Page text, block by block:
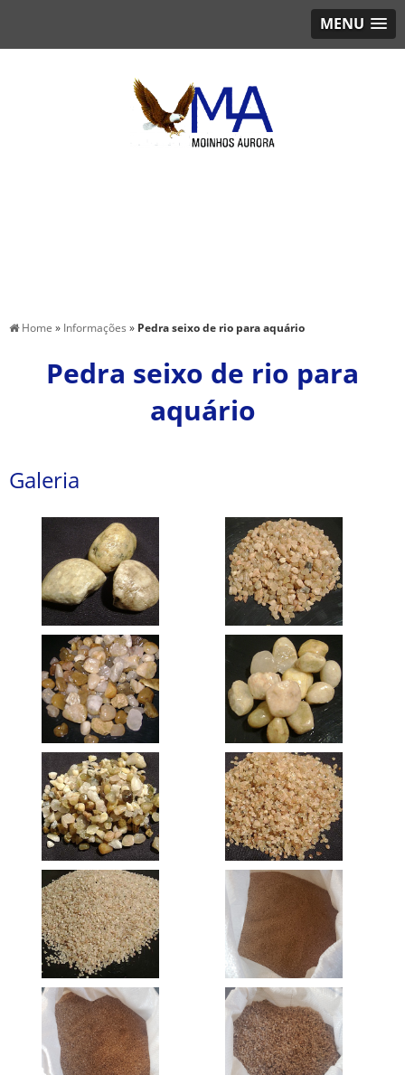
MENU
Home » Informações » Pedra seixo de rio para aquário
Pedra seixo de rio para
aquário
Galeria